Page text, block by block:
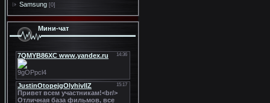
Samsung [0]
Мини-чат